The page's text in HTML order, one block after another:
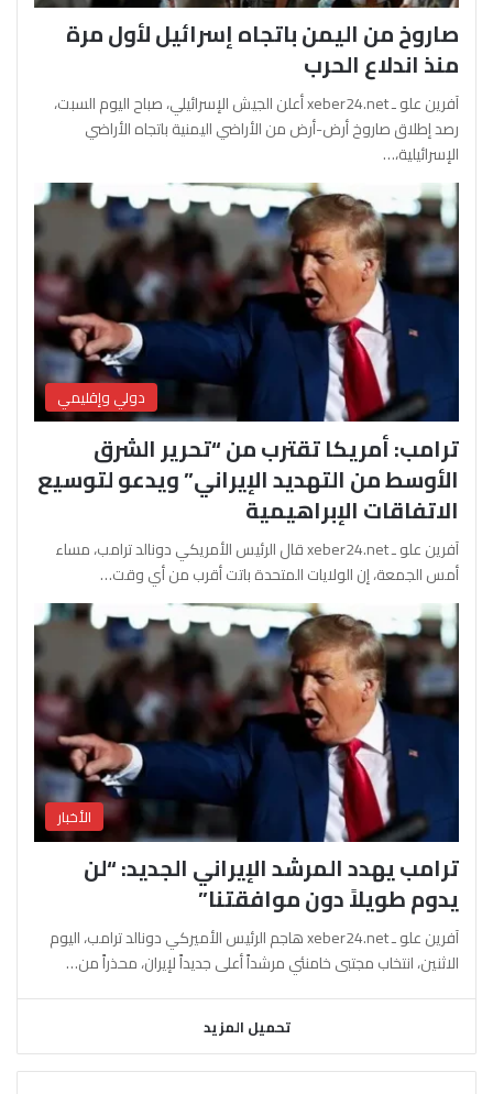
صاروخ من اليمن باتجاه إسرائيل لأول مرة
منذ اندلاع الحرب
آفرين علو ـ xeber24.net أعلن الجيش الإسرائيلي، صباح اليوم السبت،
رصد إطلاق صاروخ أرض-أرض من الأراضي اليمنية باتجاه الأراضي
الإسرائيلية،…
دولي وإقليمي
ترامب: أمريكا تقترب من “تحرير الشرق
الأوسط من التهديد الإيراني” ويدعو لتوسيع
الاتفاقات الإبراهيمية
آفرين علو ـ xeber24.net قال الرئيس الأمريكي دونالد ترامب، مساء
أمس الجمعة، إن الولايات المتحدة باتت أقرب من أي وقت…
الأخبار
ترامب يهدد المرشد الإيراني الجديد: “لن
يدوم طويلاً دون موافقتنا”
آفرين علو ـ xeber24.net هاجم الرئيس الأميركي دونالد ترامب، اليوم
الاثنين، انتخاب مجتبى خامنئي مرشداً أعلى جديداً لإيران، محذراً من…
تحميل المزيد